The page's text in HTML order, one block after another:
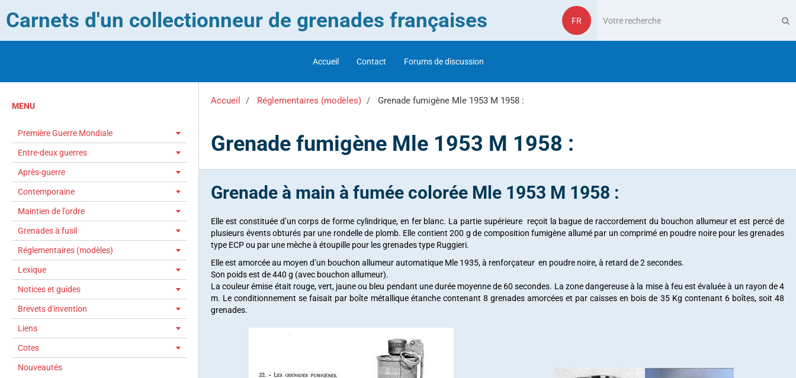
Carnets d'un collectionneur de grenades françaises FR
Accueil Contact Forums de discussion
Accueil Réglementaires (modèles) Grenade fumigène Mle 1953 M 1958 :
Grenade fumigène Mle 1953 M 1958 :
Grenade à main à fumée colorée Mle 1953 M 1958 :
Elle est constituée d’un corps de forme cylindrique, en fer blanc. La partie supérieure reçoit la bague de raccordement du bouchon allumeur et est percé de
plusieurs évents obturés par une rondelle de plomb. Elle contient 200 g de composition fumigène allumé par un comprimé en poudre noire pour les grenades
type ECP ou par une mèche à étoupille pour les grenades type Ruggieri.
Elle est amorcée au moyen d’un bouchon allumeur automatique Mle 1935, à renforçateur en poudre noire, à retard de 2 secondes.
Son poids est de 440 g (avec bouchon allumeur).
La couleur émise était rouge, vert, jaune ou bleu pendant une durée moyenne de 60 secondes. La zone dangereuse à la mise à feu est évaluée à un rayon de 4
m. Le conditionnement se faisait par boîte métallique étanche contenant 8 grenades amorcées et par caisses en bois de 35 Kg contenant 6 boîtes, soit 48
grenades.
MENU
Première Guerre Mondiale
Entre-deux guerres
Après-guerre
Contemporaine
Maintien de l'ordre
Grenades à fusil
Réglementaires (modèles)
Lexique
Notices et guides
Brevets d'invention
Liens
Cotes
Nouveautés